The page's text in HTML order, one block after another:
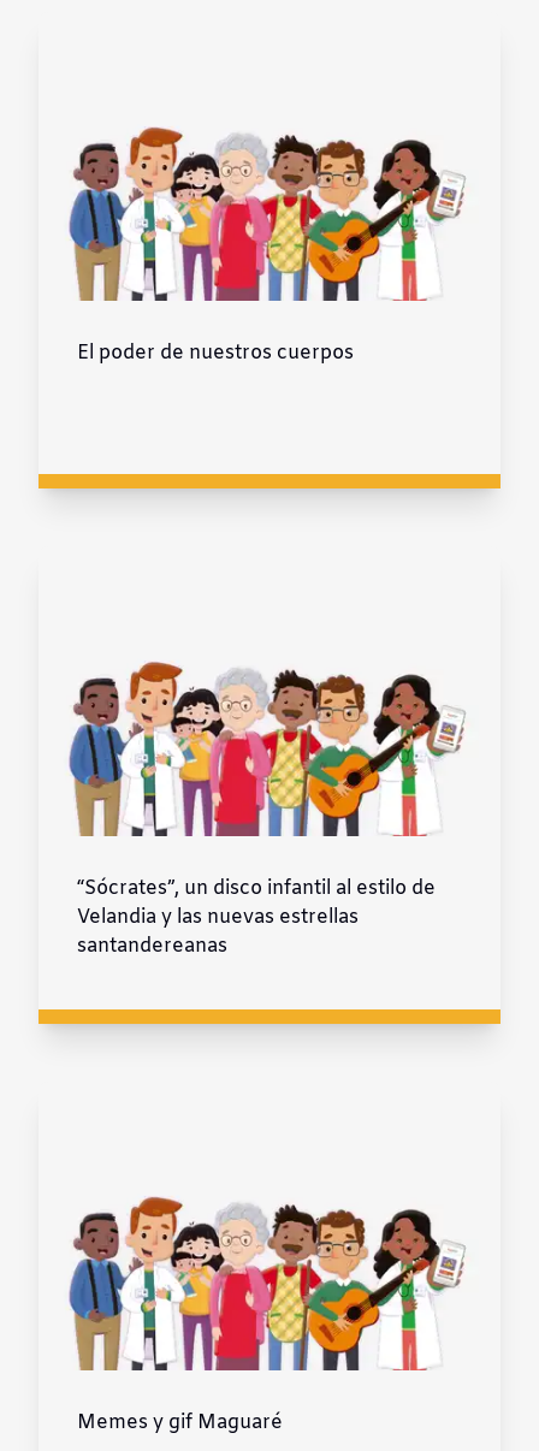
El poder de nuestros cuerpos
“Sócrates”, un disco infantil al estilo de
Velandia y las nuevas estrellas
santandereanas
Memes y gif Maguaré